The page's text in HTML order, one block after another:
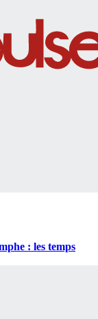
: les temps